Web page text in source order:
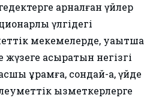
арналған үйлер
үлгідегі
мекемелерде, уақытша
асыратын негізгі
құрамға, сондай-ақ, үйде
қызметкерлерге